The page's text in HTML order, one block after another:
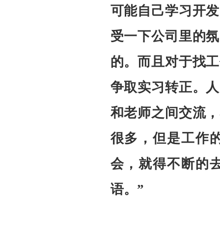
可能自己学习开
受一下公司里的
的。而且对于找
争取实习转正。
和老师之间交流
很多，但是工作
会，就得不断的
语。”